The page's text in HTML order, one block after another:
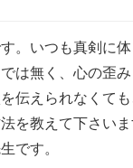
。いつも真剣に体
は無く、心の歪
伝えられなくて
を教えて下さい
です。